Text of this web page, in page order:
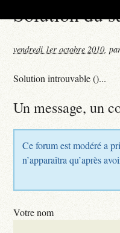
Solution du
vendredi 1er octobre 2010,
Solution introuvable ()...
Un message, un
Ce forum est modéré a
n’apparaîtra qu’après
Votre nom